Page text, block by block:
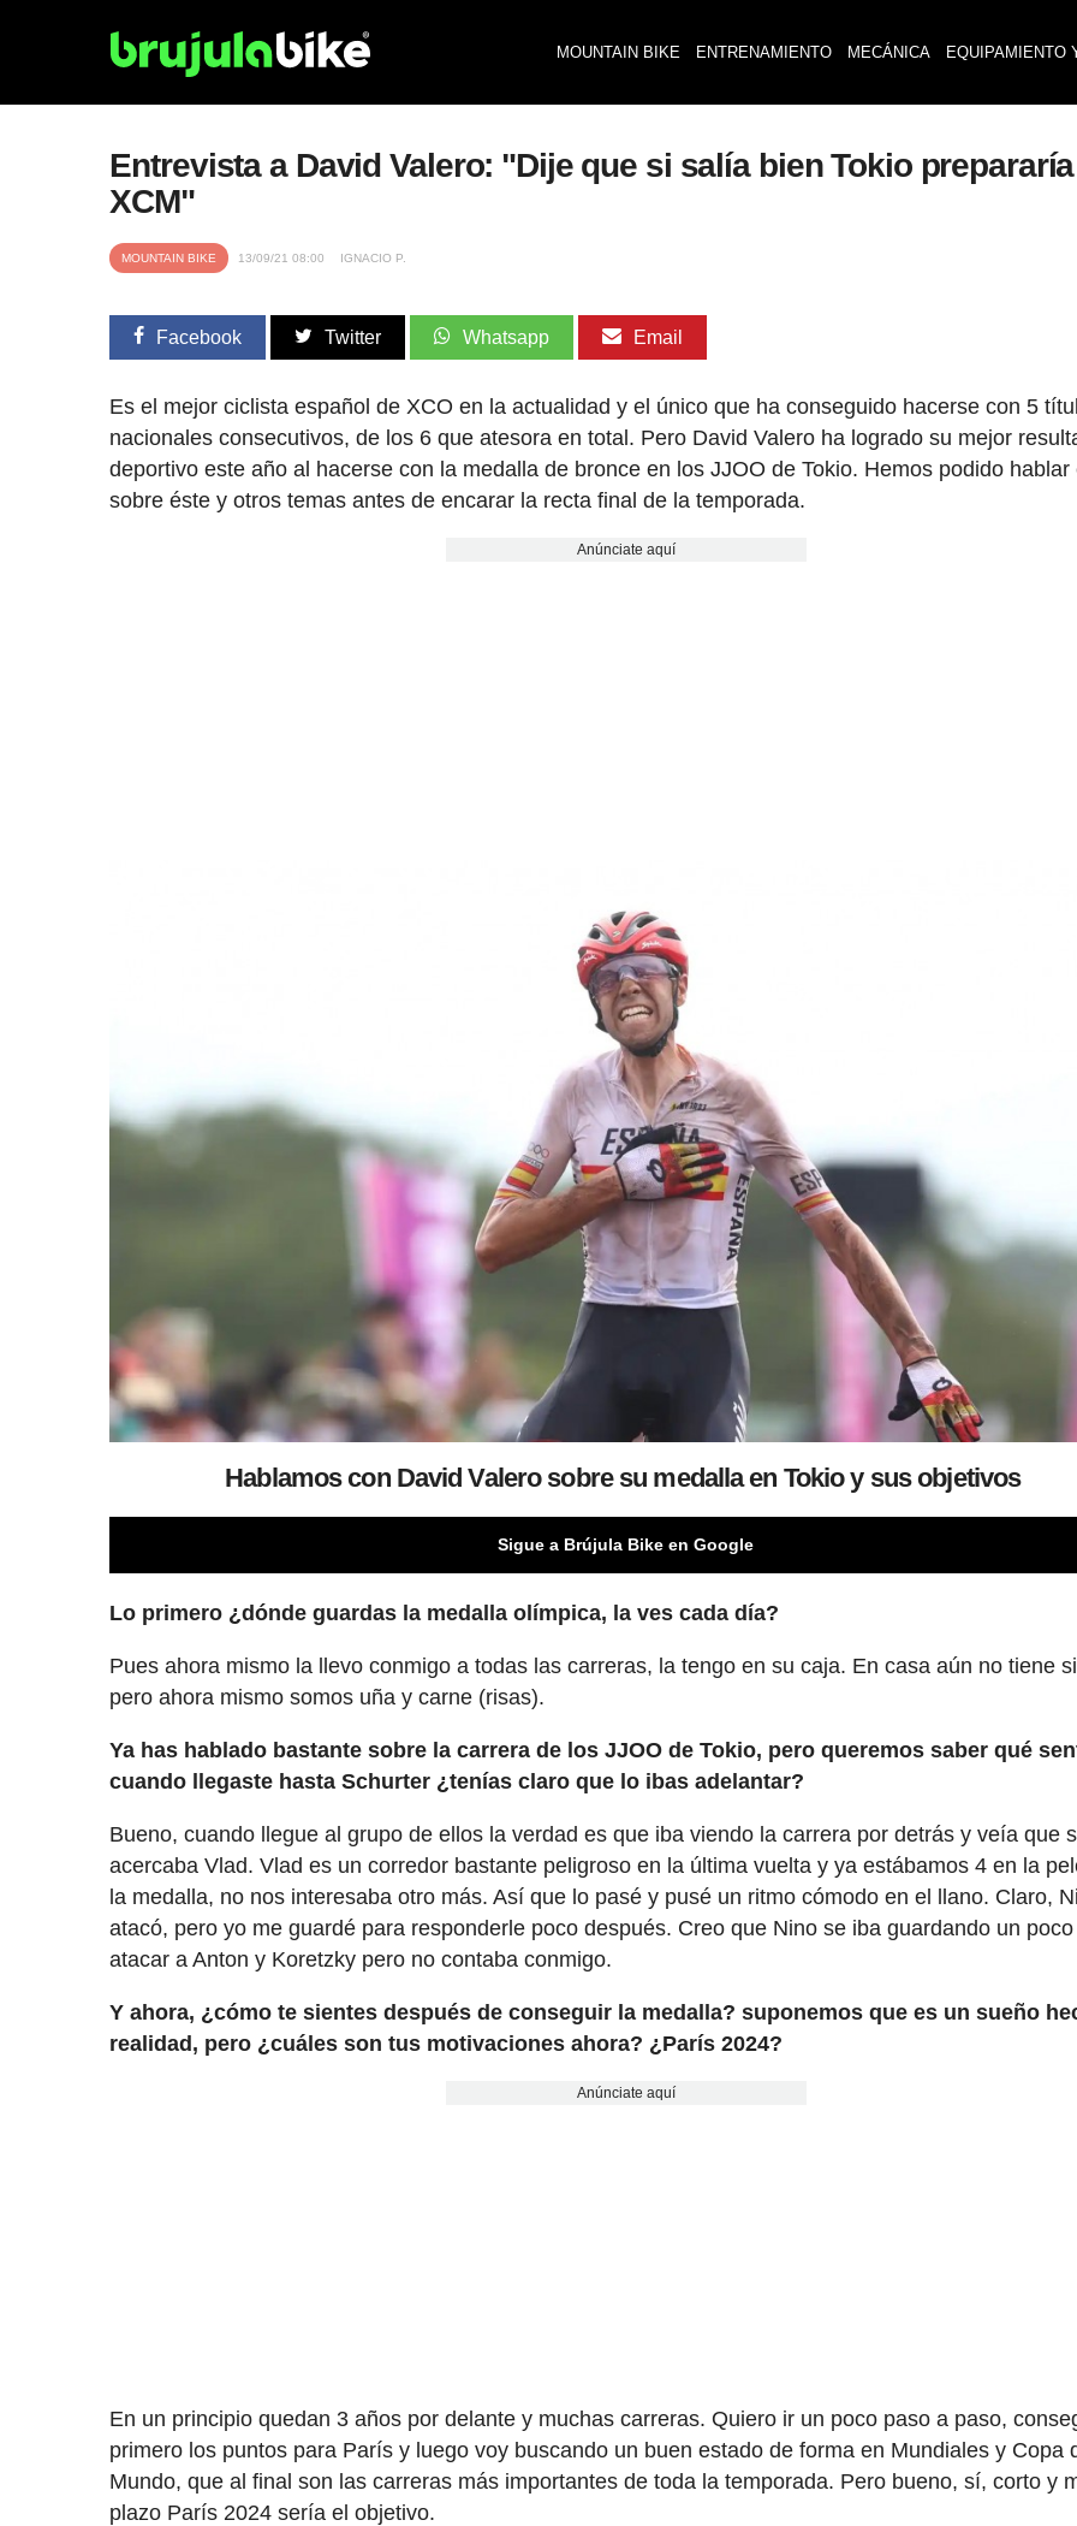
MOUNTAIN BIKE ENTRENAMIENTO MECÁNICA EQUIPAMIENTO
Entrevista a David Valero: "Dije que si salía bien Tokio
XCM"
MOUNTAIN BIKE 13/09/21 08:00 IGNACIO P.
Facebook Twitter Whatsapp Email
Es el mejor ciclista español de XCO en la actualidad y el único que ha conseguido hacerse con 5
nacionales consecutivos, de los 6 que atesora en total. Pero David Valero ha logrado su mejor
deportivo este año al hacerse con la medalla de bronce en los JJOO de Tokio. Hemos podido hablar
sobre éste y otros temas antes de encarar la recta final de la temporada.
Anúnciate aquí
Hablamos con David Valero sobre su medalla en Tokio y sus objetivos
Sigue a Brújula Bike en Google
Lo primero ¿dónde guardas la medalla olímpica, la ves cada día?
Pues ahora mismo la llevo conmigo a todas las carreras, la tengo en su caja. En casa aún no tiene
pero ahora mismo somos uña y carne (risas).
Ya has hablado bastante sobre la carrera de los JJOO de Tokio, pero queremos saber qué
cuando llegaste hasta Schurter ¿tenías claro que lo ibas adelantar?
Bueno, cuando llegue al grupo de ellos la verdad es que iba viendo la carrera por detrás y veía que
acercaba Vlad. Vlad es un corredor bastante peligroso en la última vuelta y ya estábamos 4 en la
la medalla, no nos interesaba otro más. Así que lo pasé y pusé un ritmo cómodo en el llano. Claro,
atacó, pero yo me guardé para responderle poco después. Creo que Nino se iba guardando un
atacar a Anton y Koretzky pero no contaba conmigo.
Y ahora, ¿cómo te sientes después de conseguir la medalla? suponemos que es un sueño
realidad, pero ¿cuáles son tus motivaciones ahora? ¿París 2024?
Anúnciate aquí
En un principio quedan 3 años por delante y muchas carreras. Quiero ir un poco paso a paso,
primero los puntos para París y luego voy buscando un buen estado de forma en Mundiales y Copa
Mundo, que al final son las carreras más importantes de toda la temporada. Pero bueno, sí, corto y
plazo París 2024 sería el objetivo.